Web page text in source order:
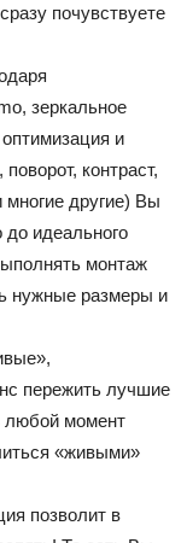
почувствуете
зеркальное
и
контраст,
другие) Вы
идеального
монтаж
нужные размеры и
пережить лучшие
любой момент
«живыми»
позволит в